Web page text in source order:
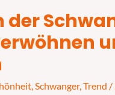
der
,Schwanger,Trend /